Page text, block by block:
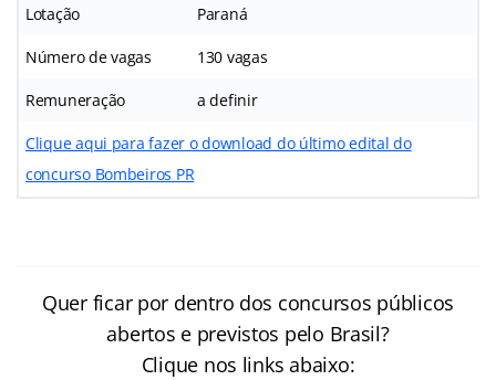
Lotação Paraná
Número de vagas 130 vagas
Remuneração a definir
Clique aqui para fazer o download do último edital do
concurso Bombeiros PR
Quer ficar por dentro dos concursos públicos
abertos e previstos pelo Brasil?
Clique nos links abaixo: